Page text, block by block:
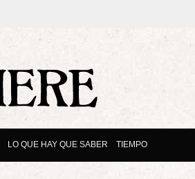
LO QUE HAY QUE SABER TIEMPO